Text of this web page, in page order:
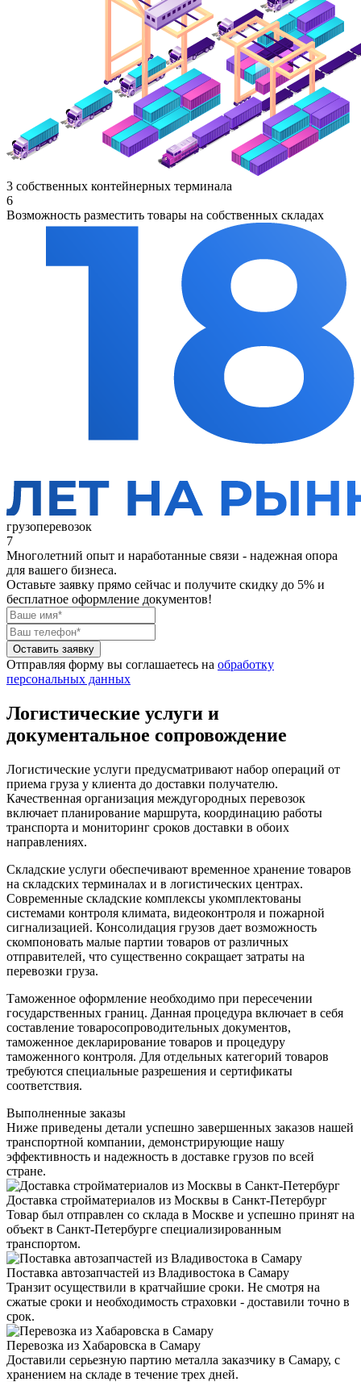
3 собственных контейнерных терминала
6
Возможность разместить товары на собственных складах
грузоперевозок
7
Многолетний опыт и наработанные связи - надежная опора
для вашего бизнеса.
Оставьте заявку прямо сейчас и получите скидку до 5% и
бесплатное оформление документов!
Оставить заявку
Отправляя форму вы соглашаетесь на обработку
персональных данных
Логистические услуги и
документальное сопровождение
Логистические услуги предусматривают набор операций от
приема груза у клиента до доставки получателю.
Качественная организация междугородных перевозок
включает планирование маршрута, координацию работы
транспорта и мониторинг сроков доставки в обоих
направлениях.
Складские услуги обеспечивают временное хранение товаров
на складских терминалах и в логистических центрах.
Современные складские комплексы укомплектованы
системами контроля климата, видеоконтроля и пожарной
сигнализацией. Консолидация грузов дает возможность
скомпоновать малые партии товаров от различных
отправителей, что существенно сокращает затраты на
перевозки груза.
Таможенное оформление необходимо при пересечении
государственных границ. Данная процедура включает в себя
составление товаросопроводительных документов,
таможенное декларирование товаров и процедуру
таможенного контроля. Для отдельных категорий товаров
требуются специальные разрешения и сертификаты
соответствия.
Выполненные заказы
Ниже приведены детали успешно завершенных заказов нашей
транспортной компании, демонстрирующие нашу
эффективность и надежность в доставке грузов по всей
стране.
Доставка стройматериалов из Москвы в Санкт-Петербург
Товар был отправлен со склада в Москве и успешно принят на
объект в Санкт-Петербурге специализированным
транспортом.
Поставка автозапчастей из Владивостока в Самару
Транзит осуществили в кратчайшие сроки. Не смотря на
сжатые сроки и необходимость страховки - доставили точно в
срок.
Перевозка из Хабаровска в Самару
Доставили серьезную партию металла заказчику в Самару, с
хранением на складе в течение трех дней.